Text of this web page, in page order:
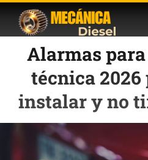
Alarmas
técnica 2026
instalar y no